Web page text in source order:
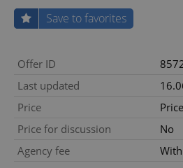
Save to favorites
Offer ID
Last updated
Price
Price for discussion
No
Agency fee